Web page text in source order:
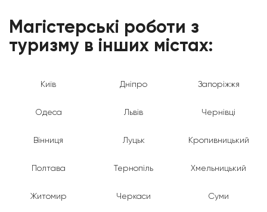
Магістерські роботи з
туризму в інших містах:
Київ Дніпро Запоріжжя
Одеса Львів Чернівці
Вінниця Луцьк Кропивницький
Полтава Тернопіль Хмельницький
Житомир Черкаси Суми